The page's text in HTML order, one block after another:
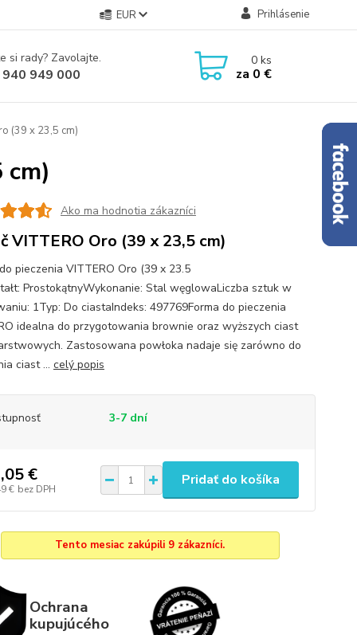
EUR Prihlásenie
si rady? Zavolajte.
949 000
0ks
za 0 €
(39 x 23,5 cm)
Ako ma hodnotia zákazníci
VITTERO Oro (39 x 23,5 cm)
pieczenia VITTERO Oro (39 x 23.5
ProstokątnyWykonanie: Stal węglowaLiczba sztuk w
1Typ: Do ciastaIndeks: 497769Forma do pieczenia
idealna do przygotowania brownie oraz wyższych ciast
Zastosowana powłoka nadaje się zarówno do
ciast ... celý popis
3-7 dní
€
€ bez DPH
Pridať do košíka
Tento mesiac zakúpili 9 zákazníci.
Ochrana
kupujúcého